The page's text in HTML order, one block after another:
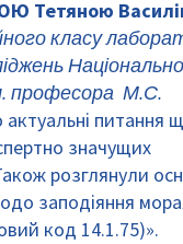
Тетяною
класу
професора М.С.
актуальні питання
значущих
розглянули
заподіяння
код 14.1.75)».